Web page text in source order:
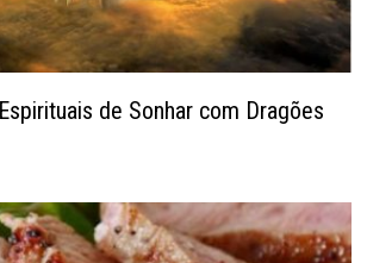
de Sonhar com Dragões